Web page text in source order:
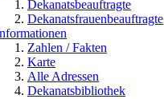
Dekanatsbeauftragte
Dekanatsfrauenbeauftragte
Zahlen / Fakten
Karte
Alle Adressen
Dekanatsbibliothek